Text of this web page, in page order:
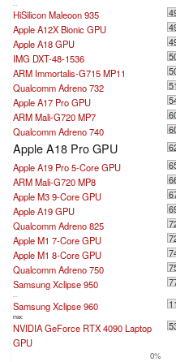
HiSilicon Maleoon 935
Apple A12X Bionic GPU
Apple A18 GPU
IMG DXT-48-1536
ARM Immortalis-G715 MP11
Qualcomm Adreno 732
Apple A17 Pro GPU
ARM Mali-G720 MP7
Qualcomm Adreno 740
Apple A18 Pro GPU
Apple A19 Pro 5-Core GPU
ARM Mali-G720 MP8
Apple M3 9-Core GPU
Apple A19 GPU
Qualcomm Adreno 825
Apple M1 7-Core GPU
Apple M1 8-Core GPU
Qualcomm Adreno 750
Samsung Xclipse 950
Samsung Xclipse 960
max:
NVIDIA GeForce RTX 4090 Laptop
GPU
0%